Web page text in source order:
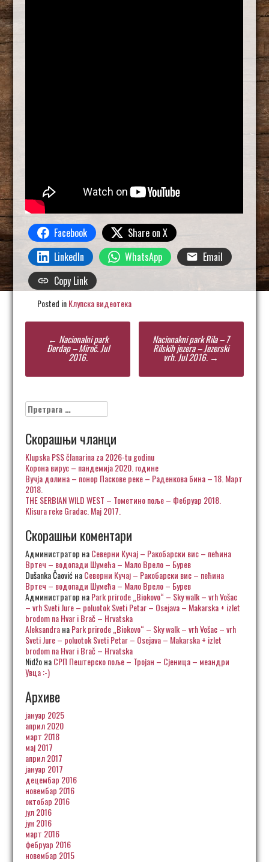
Facebook
Share on X
LinkedIn
WhatsApp
Email
Copy Link
Posted inКлупска видеотека
Post
navigation
← Nacionalni park
Đerdap – Miroč. Jul
2016.
Nacionakni park Rila – 7
Rilskih jezera – Jezerski
vrh. Jul 2016.→
Претрага
за:
Скорашњи чланци
Klupska PSS članarina za 2026-tu godinu
Корона вирус – пандемија 2020. године
Вучја долина – понор Паскове реке – Раденкова бина – 18. Март
2018.
THE SERBIAN WILD WEST – Тометино поље – Фебруар 2018.
Klisura reke Gradac. Maj 2017.
Скорашњи коментари
Администратор наСеверни Кучај – Ракобарски вис – пећина
Вртеч – водопади Шумећа – Мало Врело – Бурев
Dušanka ČaovićнаСеверни Кучај – Ракобарски вис – пећина
Вртеч – водопади Шумећа – Мало Врело – Бурев
Администратор наPark prirode „Biokovo“ – Sky walk – vrh Vošac
– vrh Sveti Jure – poluotok Sveti Petar – Osejava – Makarska + izlet
brodom na Hvar i Brač – Hrvatska
AleksandraнаPark prirode „Biokovo“ – Sky walk – vrh Vošac – vrh
Sveti Jure – poluotok Sveti Petar – Osejava – Makarska + izlet
brodom na Hvar i Brač – Hrvatska
NidžoнаСРП Пештерско поље – Тројан – Сјеница – меандри
Увца :-)
Архиве
јануар 2025
април 2020
март 2018
мај 2017
април 2017
јануар 2017
децембар 2016
новембар 2016
октобар 2016
јул 2016
јун 2016
март 2016
фебруар 2016
новембар 2015